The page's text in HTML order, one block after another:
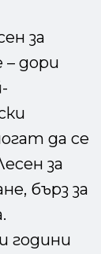
за
– дори
да се
за
бърз за
години